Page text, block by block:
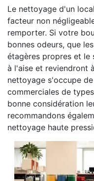
Le nettoyage d'un
facteur non
remporter. Si votre
bonnes odeurs, que
étagères propres et le
à l'aise et reviendront
nettoyage s'occupe
commerciales de
bonne considération
recommandons
nettoyage haute